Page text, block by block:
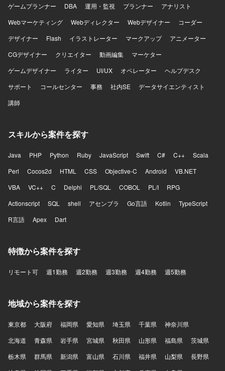
ゲームプランナー
DBA 運用・監視 プランナー
アナリスト
Webマーケティング
Webディレクター Webデザイナー
コーダー
デザイナー
Flash イラストレーター マークアップ
アニメーター
CGデザイナー
クリエイター 動画編集
マーケター
ゲームデザイナー
ライター UI/UX オペレーター
ヘルプデスク
サポート
コールセンター 事務 社内SE
データサイエンティスト
講師
スキルから案件を探す
Java PHP Python Ruby JavaScript Swift C# C++
Scala
Perl
Cocos2d HTML CSS Objective-C Android
VB.NET
VBA
VC++ C Delphi PL/SQL COBOL PL/I
RPG
Actionscript
SQL shell アセンブラ Go言語 Kotlin
TypeScript
R言語
Apex Dart
特徴から案件を探す
リモート可 週1勤務 週2勤務 週3勤務 週4勤務 週5勤務
地域から案件を探す
東京都 大阪府 福岡県 愛知県 埼玉県 千葉県
神奈川県
北海道
青森県 岩手県 宮城県 秋田県 山形県 福島県
茨城県
栃木県
群馬県 新潟県 富山県 石川県 福井県 山梨県
長野県